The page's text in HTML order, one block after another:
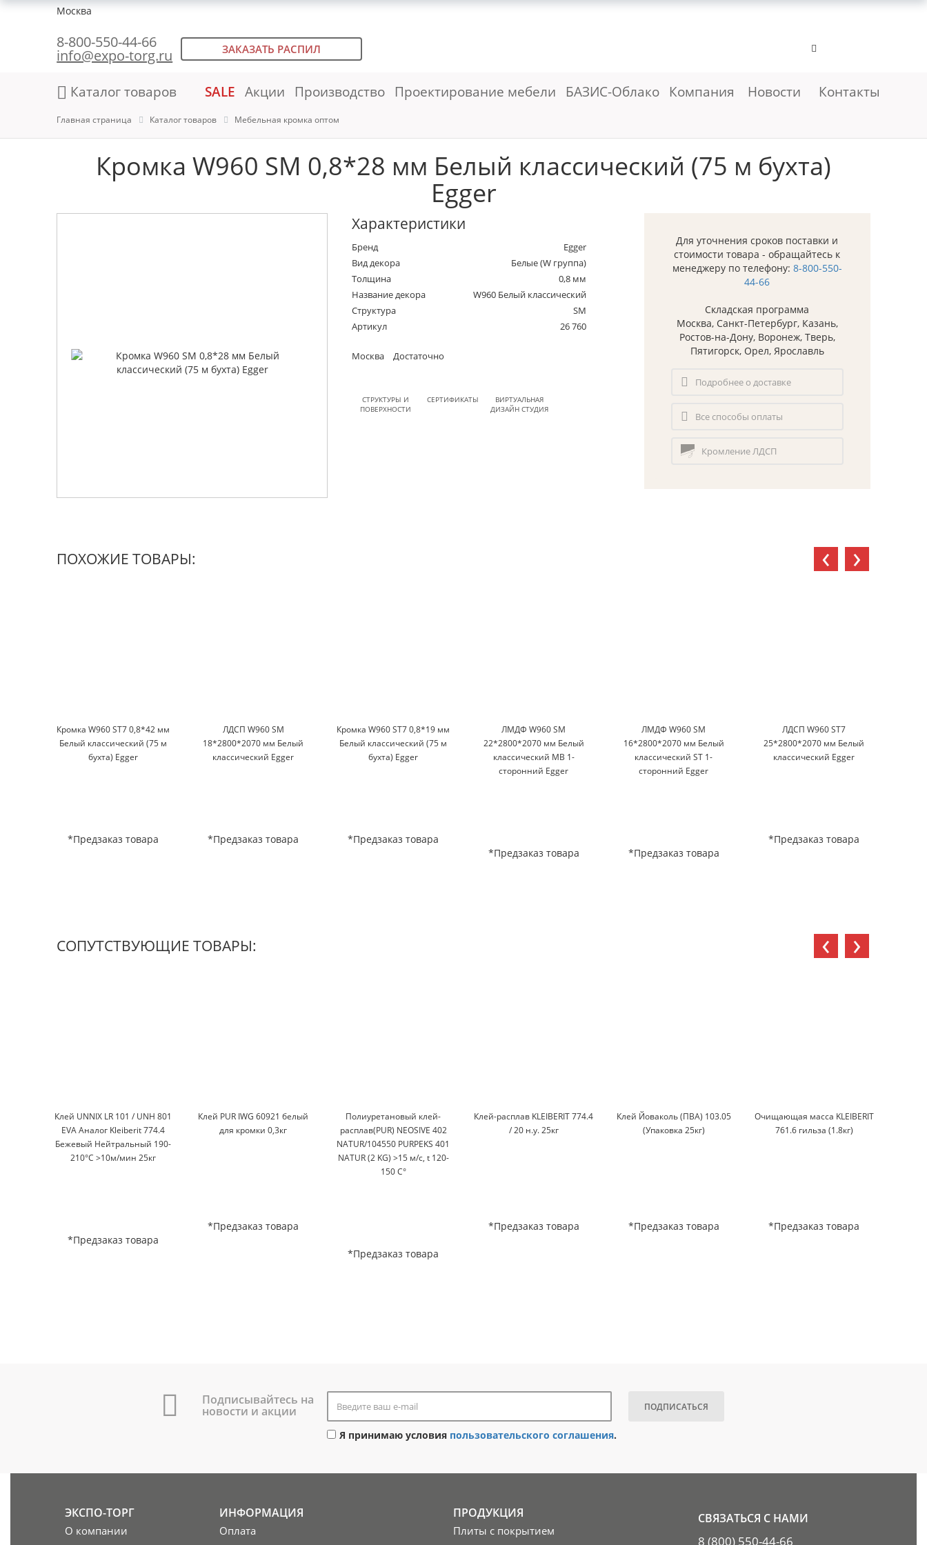
Москва
8-800-550-44-66
info@expo-torg.ru ЗАКАЗАТЬ РАСПИЛ
Каталог товаров SALE Акции Производство Проектирование мебели БАЗИС-Облако Компания Новости Контакты
Главная страница Каталог товаров Мебельная кромка оптом
Кромка W960 SM 0,8*28 мм Белый классический (75 м бухта)
Egger
Характеристики
Бренд
Egger
Вид декора
Белые (W группа)
Толщина
0,8 мм
Название декора
W960 Белый классический
Структура
SM
Артикул
26 760
Москва Достаточно
СТРУКТУРЫ И
ПОВЕРХНОСТИ
СЕРТИФИКАТЫ
ВИРТУАЛЬНАЯ
ДИЗАЙН СТУДИЯ
Для уточнения сроков поставки и
стоимости товара - обращайтесь к
менеджеру по телефону: 8-800-550-
44-66
Складская программа
Москва, Санкт-Петербург, Казань,
Ростов-на-Дону, Воронеж, Тверь,
Пятигорск, Орел, Ярославль
Подробнее о доставке
Все способы оплаты
Кромление ЛДСП
ПОХОЖИЕ ТОВАРЫ:
Кромка W960 ST7 0,8*42 мм
Белый классический (75 м
бухта) Egger
*Предзаказ товара
ЛДСП W960 SM
18*2800*2070 мм Белый
классический Egger
*Предзаказ товара
Кромка W960 ST7 0,8*19 мм
Белый классический (75 м
бухта) Egger
*Предзаказ товара
ЛМДФ W960 SM
22*2800*2070 мм Белый
классический MB 1-
сторонний Egger
*Предзаказ товара
ЛМДФ W960 SM
16*2800*2070 мм Белый
классический ST 1-
сторонний Egger
*Предзаказ товара
ЛДСП W960 ST7
25*2800*2070 мм Белый
классический Egger
*Предзаказ товара
‹ ›
СОПУТСТВУЮЩИЕ ТОВАРЫ:
Клей UNNIX LR 101 / UNH 801
EVA Аналог Kleiberit 774.4
Бежевый Нейтральный 190-
210°С >10м/мин 25кг
*Предзаказ товара
Клей PUR IWG 60921 белый
для кромки 0,3кг
*Предзаказ товара
Полиуретановый клей-
расплав(PUR) NEOSIVE 402
NATUR/104550 PURPEKS 401
NATUR (2 KG) >15 м/c, t 120-
150 C°
*Предзаказ товара
Клей-расплав KLEIBERIT 774.4
/ 20 н.у. 25кг
*Предзаказ товара
Клей Йоваколь (ПВА) 103.05
(Упаковка 25кг)
*Предзаказ товара
Очищающая масса KLEIBERIT
761.6 гильза (1.8кг)
*Предзаказ товара
‹ ›
Подписывайтесь на
новости и акции ПОДПИСАТЬСЯ
Я принимаю условия пользовательского соглашения.
ЭКСПО-ТОРГ
О компании
ИНФОРМАЦИЯ
Оплата
ПРОДУКЦИЯ
Плиты с покрытием
СВЯЗАТЬСЯ С НАМИ
8 (800) 550-44-66